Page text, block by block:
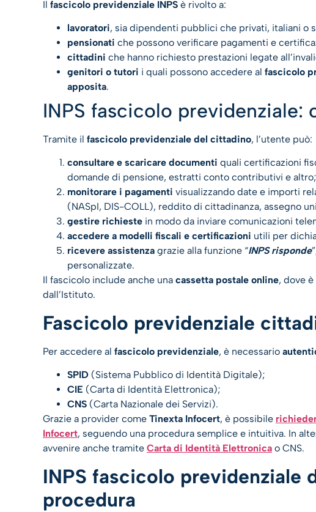
Il fascicolo previdenziale INPS è rivolto a:
lavoratori, sia dipendenti pubblici che privati, italiani o
pensionati che possono verificare pagamenti e
cittadini che hanno richiesto prestazioni legate
genitori o tutori i quali possono accedere al fascicolo
apposita.
INPS fascicolo previdenziale:
Tramite il fascicolo previdenziale del cittadino, l’utente può:
consultare e scaricare documenti quali certificazioni
domande di pensione, estratti conto contributivi e altro;
monitorare i pagamenti visualizzando date e importi
(NASpI, DIS-COLL), reddito di cittadinanza, assegno
gestire richieste in modo da inviare comunicazioni
accedere a modelli fiscali e certificazioni utili per
ricevere assistenza grazie alla funzione “INPS risponde
personalizzate.
Il fascicolo include anche una cassetta postale online, dove
dall’Istituto.
Fascicolo previdenziale
Per accedere al fascicolo previdenziale, è necessario
SPID (Sistema Pubblico di Identità Digitale);
CIE (Carta di Identità Elettronica);
CNS (Carta Nazionale dei Servizi).
Grazie a provider come Tinexta Infocert, è possibile
Infocert, seguendo una procedura semplice e intuitiva. In
avvenire anche tramite Carta di Identità Elettronica o CNS.
INPS fascicolo previdenziale
procedura